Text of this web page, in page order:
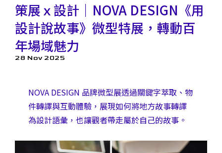
策展ｘ設計｜NOVA DESIGN《用
設計說故事》微型特展，轉動百
年場域魅力
28 Nov 2025
NOVA DESIGN 品牌微型展透過關鍵字萃取、物
件轉譯與互動體驗，展現如何將地方故事轉譯
為設計語彙，也讓觀者帶走屬於自己的故事。